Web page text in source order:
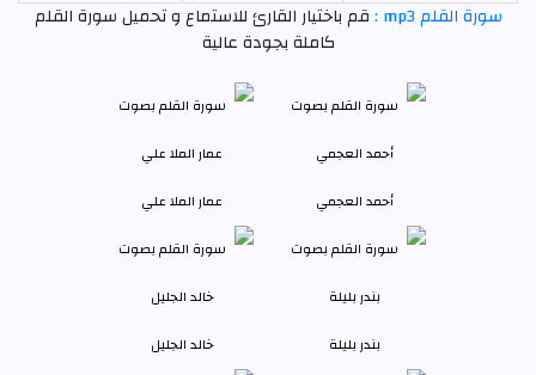
سورة القلم mp3 :
قم باختيار القارئ للاستماع و تحميل سورة القلم
كاملة بجودة عالية
أحمد العجمي عمار الملا علي
بندر بليلة خالد الجليل